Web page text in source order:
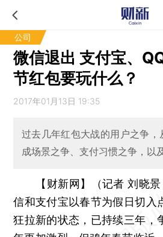
公司
微信退出 支付宝、
节红包要玩什么？
2017年01月13日 19:35
过去几年红包大战的用户之争
成场景之争、支付习惯之争，以
【财新网】（记者 刘晓景
信和支付宝以春节为假日切入
狂拉新的状态，已持续三年，